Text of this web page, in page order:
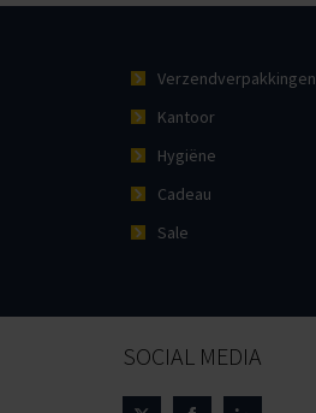
Verzendverpakkingen
Kantoor
Hygiëne
Cadeau
Sale
SOCIAL MEDIA